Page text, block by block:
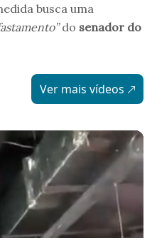
busca uma
do senador do
Ver mais vídeos